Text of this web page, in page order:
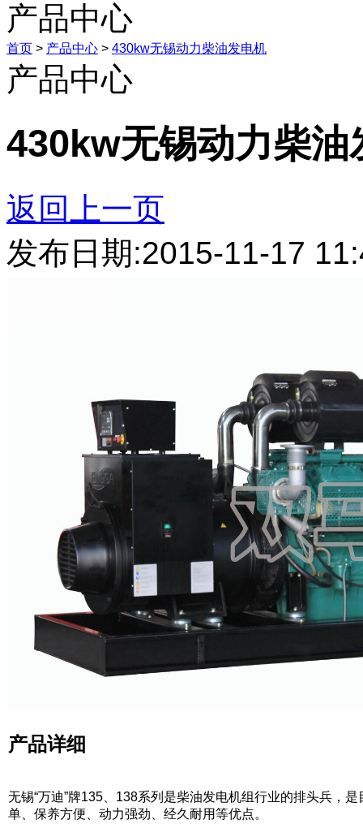
产品中心
首页 > 产品中心 > 430kw无锡动力柴油发电机
产品中心
430kw无锡动力柴油
返回上一页
发布日期:2015-11-17
产品详细
无锡“万迪”牌135、138系列是柴油发电机组行业的排头兵，
单、保养方便、动力强劲、经久耐用等优点。